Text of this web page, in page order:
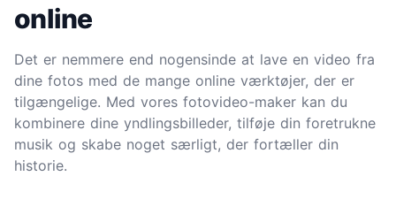
online
Det er nemmere end nogensinde at lave en video fra
dine fotos med de mange online værktøjer, der er
tilgængelige. Med vores fotovideo-maker kan du
kombinere dine yndlingsbilleder, tilføje din foretrukne
musik og skabe noget særligt, der fortæller din
historie.